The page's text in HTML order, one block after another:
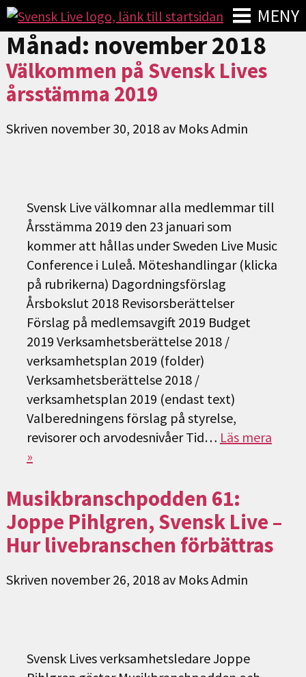
MENY
Månad: november 2018
Välkommen på Svensk Lives
årsstämma 2019
Skriven november 30, 2018 av Moks Admin
Svensk Live välkomnar alla medlemmar till
Årsstämma 2019 den 23 januari som
kommer att hållas under Sweden Live Music
Conference i Luleå. Möteshandlingar (klicka
på rubrikerna) Dagordningsförslag
Årsbokslut 2018 Revisorsberättelser
Förslag på medlemsavgift 2019 Budget
2019 Verksamhetsberättelse 2018 /
verksamhetsplan 2019 (folder)
Verksamhetsberättelse 2018 /
verksamhetsplan 2019 (endast text)
Valberedningens förslag på styrelse,
revisorer och arvodesnivåer Tid… Läs mera
»
Musikbranschpodden 61:
Joppe Pihlgren, Svensk Live –
Hur livebranschen förbättras
Skriven november 26, 2018 av Moks Admin
Svensk Lives verksamhetsledare Joppe